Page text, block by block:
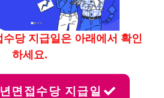
수당 지급일은 아래에서 확인
하세요.
면접수당 지급일